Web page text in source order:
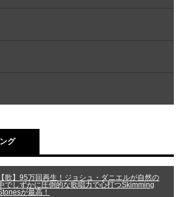
グ
【歌】95万回再生！ジョシュ・ダニエルが自然の
でしずかに圧倒的な歌唱力で心打つSkimming
が最高！